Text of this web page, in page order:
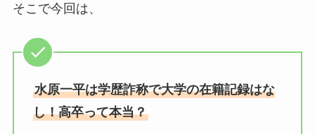
そこで今回は、
水原一平は学歴詐称で大学の在籍記録はな
し！高卒って本当？